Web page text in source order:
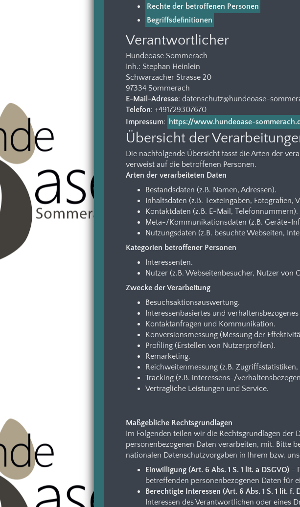
Rechte der betroffenen Personen
Begriffsdefinitionen
Verantwortlicher
Hundeoase Sommerach
Inh.: Stephan Heinlein
Schwarzacher Strasse 20
97334 Sommerach
E-Mail-Adresse: datenschutz@hundeoase-
Telefon: +491729307670
Impressum: https://www.hundeoase-
Übersicht der
Die nachfolgende Übersicht fasst die Arten der
verweist auf die betroffenen Personen.
Arten der verarbeiteten Daten
Bestandsdaten (z.B. Namen, Adressen).
Inhaltsdaten (z.B. Texteingaben, Fotografien,
Kontaktdaten (z.B. E-Mail, Telefonnummern).
Meta-/Kommunikationsdaten (z.B. Geräte-
Nutzungsdaten (z.B. besuchte Webseiten,
Kategorien betroffener Personen
Interessenten.
Nutzer (z.B. Webseitenbesucher, Nutzer von
Zwecke der Verarbeitung
Besuchsaktionsauswertung.
Interessenbasiertes und
Kontaktanfragen und Kommunikation.
Konversionsmessung (Messung der
Profiling (Erstellen von Nutzerprofilen).
Remarketing.
Reichweitenmessung (z.B.
Tracking (z.B. interessens-/
Vertragliche Leistungen und Service.
Maßgebliche Rechtsgrundlagen
Im Folgenden teilen wir die Rechtsgrundlagen der
personenbezogenen Daten verarbeiten, mit. Bitte
nationalen Datenschutzvorgaben in Ihrem bzw.
Einwilligung (Art. 6 Abs. 1 S. 1 lit. a DSGVO) -
betreffenden personenbezogenen Daten für
Berechtigte Interessen (Art. 6 Abs. 1 S. 1 lit. f.
Interessen des Verantwortlichen oder eines